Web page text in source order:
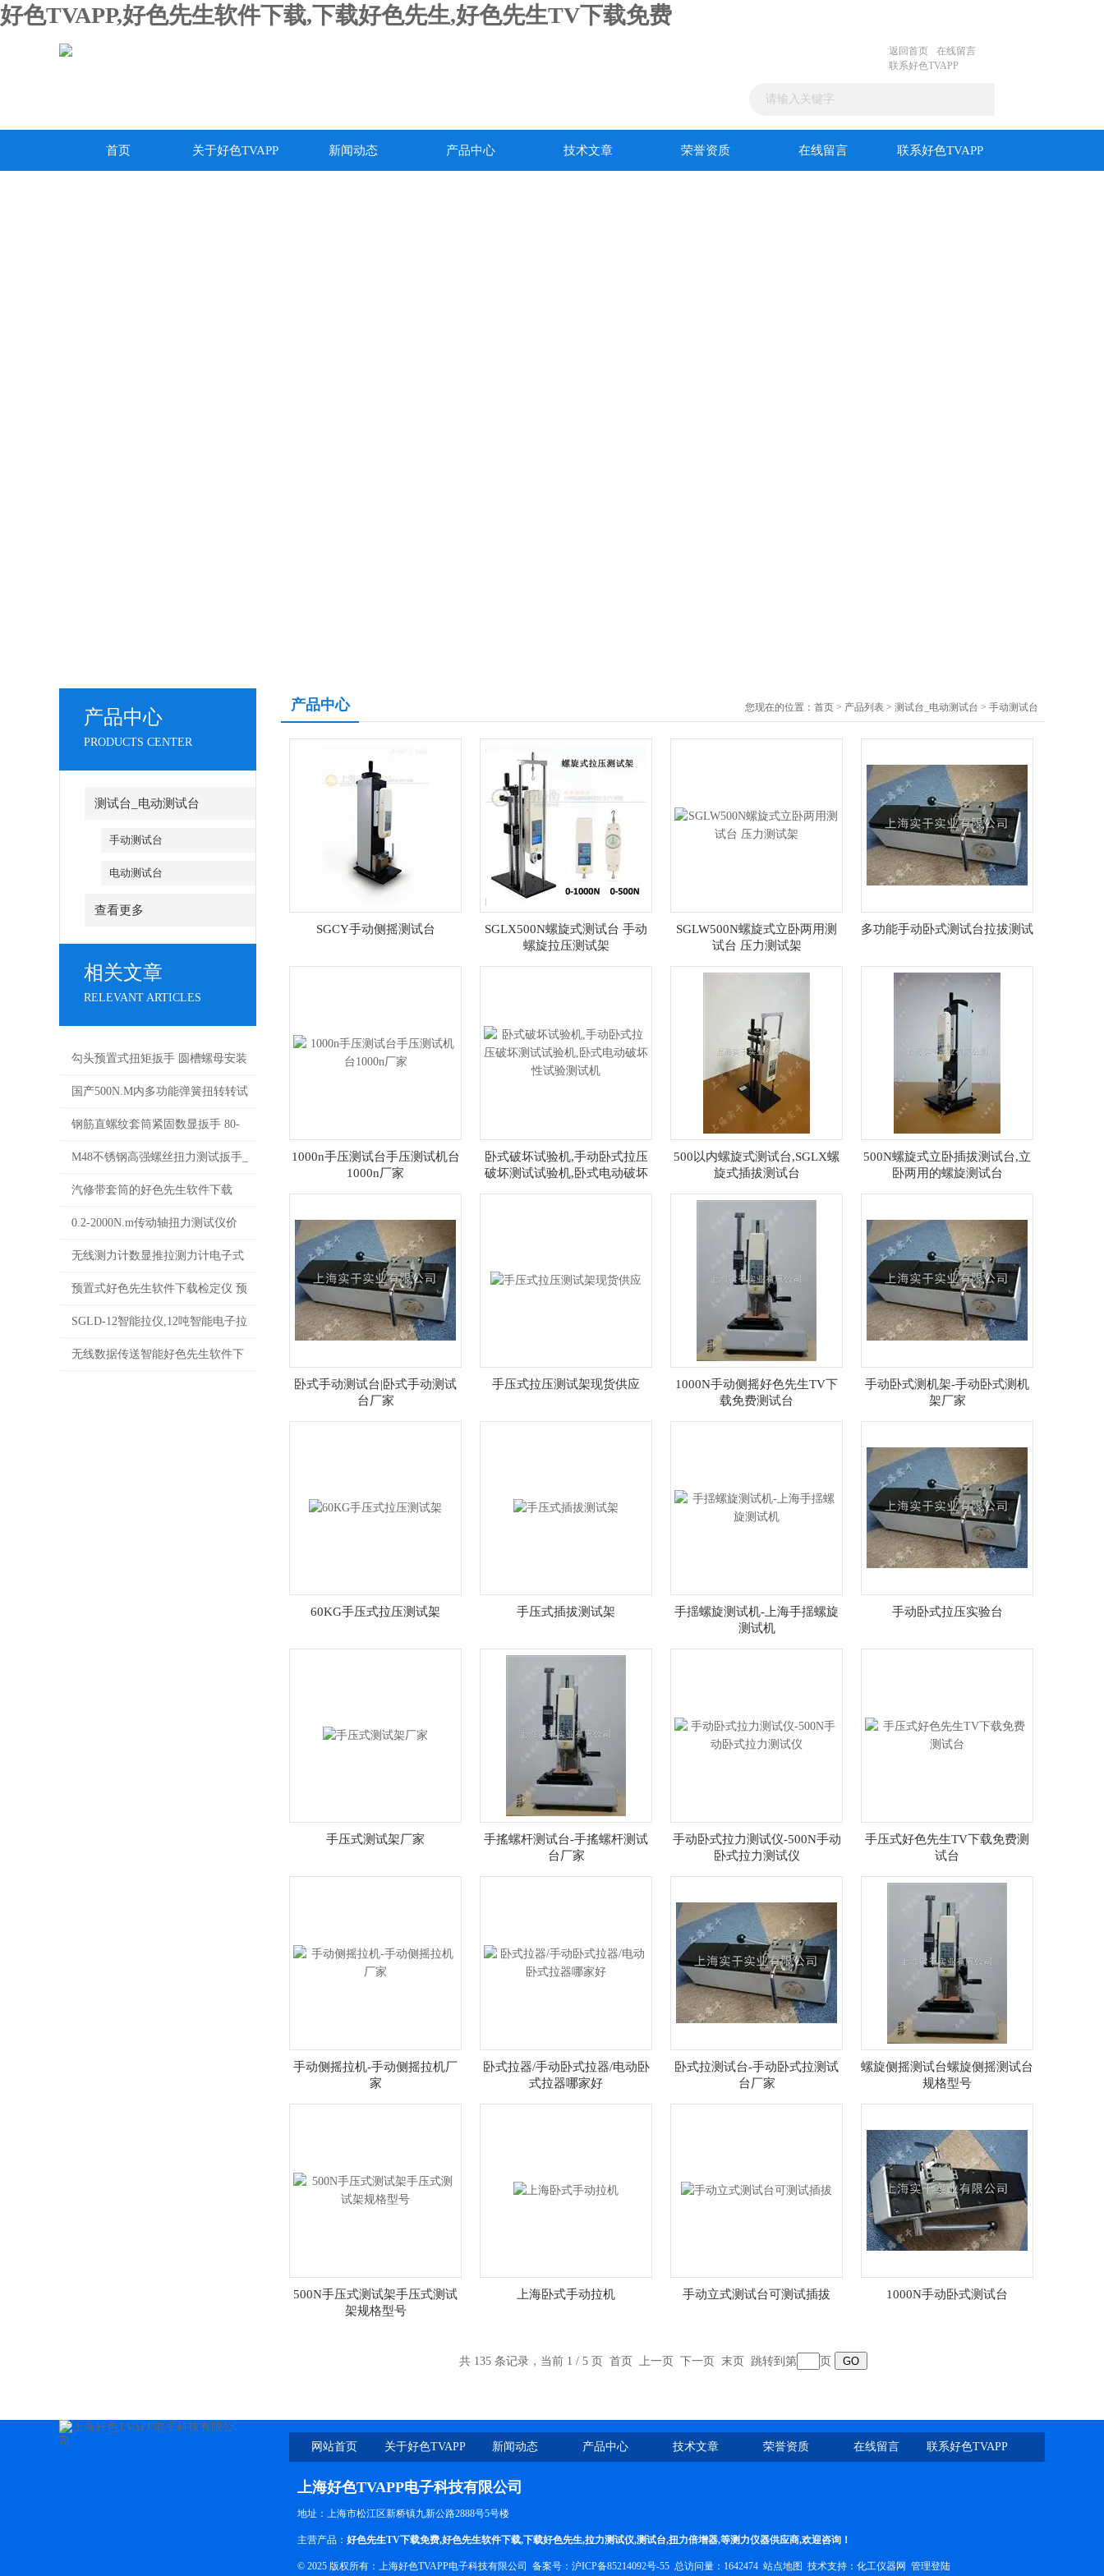
好色TVAPP,好色先生软件下载,下载好色先生,好色先生TV下载免费
返回首页
在线留言
联系好色TVAPP
首页 关于好色TVAPP 新闻动态 产品中心 技术文章 荣誉资质 在线留言 联系好色TVAPP
产品中心
PRODUCTS CENTER
测试台_电动测试台
手动测试台
电动测试台
查看更多
相关文章
RELEVANT ARTICLES
勾头预置式扭矩扳手 圆槽螺母安装
好色先生软件下载 阀门勾头力矩扳
手
国产500N.M内多功能弹簧扭转转试
验机价格多少钱
钢筋直螺纹套筒紧固数显扳手 80-
400N.m数显钢筋好色先生软件下载
价格
M48不锈钢高强螺丝扭力测试扳手_
高强螺栓数显扭力检测扳手厂家
汽修带套筒的好色先生软件下载
（0-300N.m）
0.2-2000N.m传动轴扭力测试仪价
格_汽车转动轴承扭矩检测仪厂家
无线测力计数显推拉测力计电子式
数显测力仪规格型号
预置式好色先生软件下载检定仪 预
置扭矩扳手测试仪 力矩扳手检测仪
厂家
SGLD-12智能拉仪,12吨智能电子拉
仪厂家
无线数据传送智能好色先生软件下
产品中心 您现在的位置： 首页 > 产品列表 > 测试台_电动测试台 > 手动测试台
SGCY手动侧摇测试台
SGLX500N螺旋式测试台 手动
螺旋拉压测试架
SGLW500N螺旋式立卧两用测
试台 压力测试架
多功能手动卧式测试台拉拔测试
1000n手压测试台手压测试机台
1000n厂家
卧式破坏试验机,手动卧式拉压
破坏测试试验机,卧式电动破坏
500以内螺旋式测试台,SGLX螺
旋式插拔测试台
500N螺旋式立卧插拔测试台,立
卧两用的螺旋测试台
卧式手动测试台|卧式手动测试
台厂家
手压式拉压测试架现货供应
1000N手动侧摇好色先生TV下
载免费测试台
手动卧式测机架-手动卧式测机
架厂家
60KG手压式拉压测试架 手压式插拔测试架
手揺螺旋测试机-上海手揺螺旋
测试机
手动卧式拉压实验台
手压式测试架厂家
手搖螺杆测试台-手搖螺杆测试
台厂家
手动卧式拉力测试仪-500N手动
卧式拉力测试仪
手压式好色先生TV下载免费测
试台
手动侧摇拉机-手动侧摇拉机厂
家
卧式拉器/手动卧式拉器/电动卧
式拉器哪家好
卧式拉测试台-手动卧式拉测试
台厂家
螺旋侧摇测试台螺旋侧摇测试台
规格型号
500N手压式测试架手压式测试
架规格型号
上海卧式手动拉机 手动立式测试台可测试插拔 1000N手动卧式测试台
共 135 条记录，当前 1 / 5 页 首页 上一页 下一页 末页跳转到第 页
网站首页 关于好色TVAPP 新闻动态 产品中心 技术文章 荣誉资质 在线留言 联系好色TVAPP
上海好色TVAPP电子科技有限公司
地址：上海市松江区新桥镇九新公路2888号5号楼
主营产品： 好色先生TV下载免费,好色先生软件下载,下载好色先生,拉力测试仪,测试台,扭力倍增器,等测力仪器供应商,欢迎咨询！
© 2025 版权所有：上海好色TVAPP电子科技有限公司 备案号： 沪ICP备85214092号-55 总访问量：1642474 站点地图 技术支持： 化工仪器网 管理登陆